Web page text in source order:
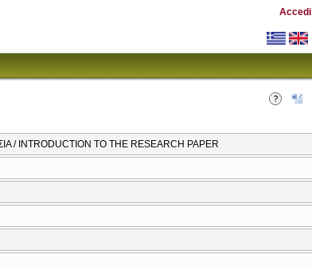
Accedi
INTRODUCTION TO THE RESEARCH PAPER